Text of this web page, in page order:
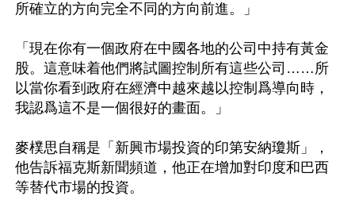
所確立的方向完全不同的方向前進。」
「現在你有一個政府在中國各地的公司中持有黃金
股。這意味着他們將試圖控制所有這些公司……所
以當你看到政府在經濟中越來越以控制爲導向時，
我認爲這不是一個很好的畫面。」
麥樸思自稱是「新興市場投資的印第安納瓊斯」，
他告訴福克斯新聞頻道，他正在增加對印度和巴西
等替代市場的投資。